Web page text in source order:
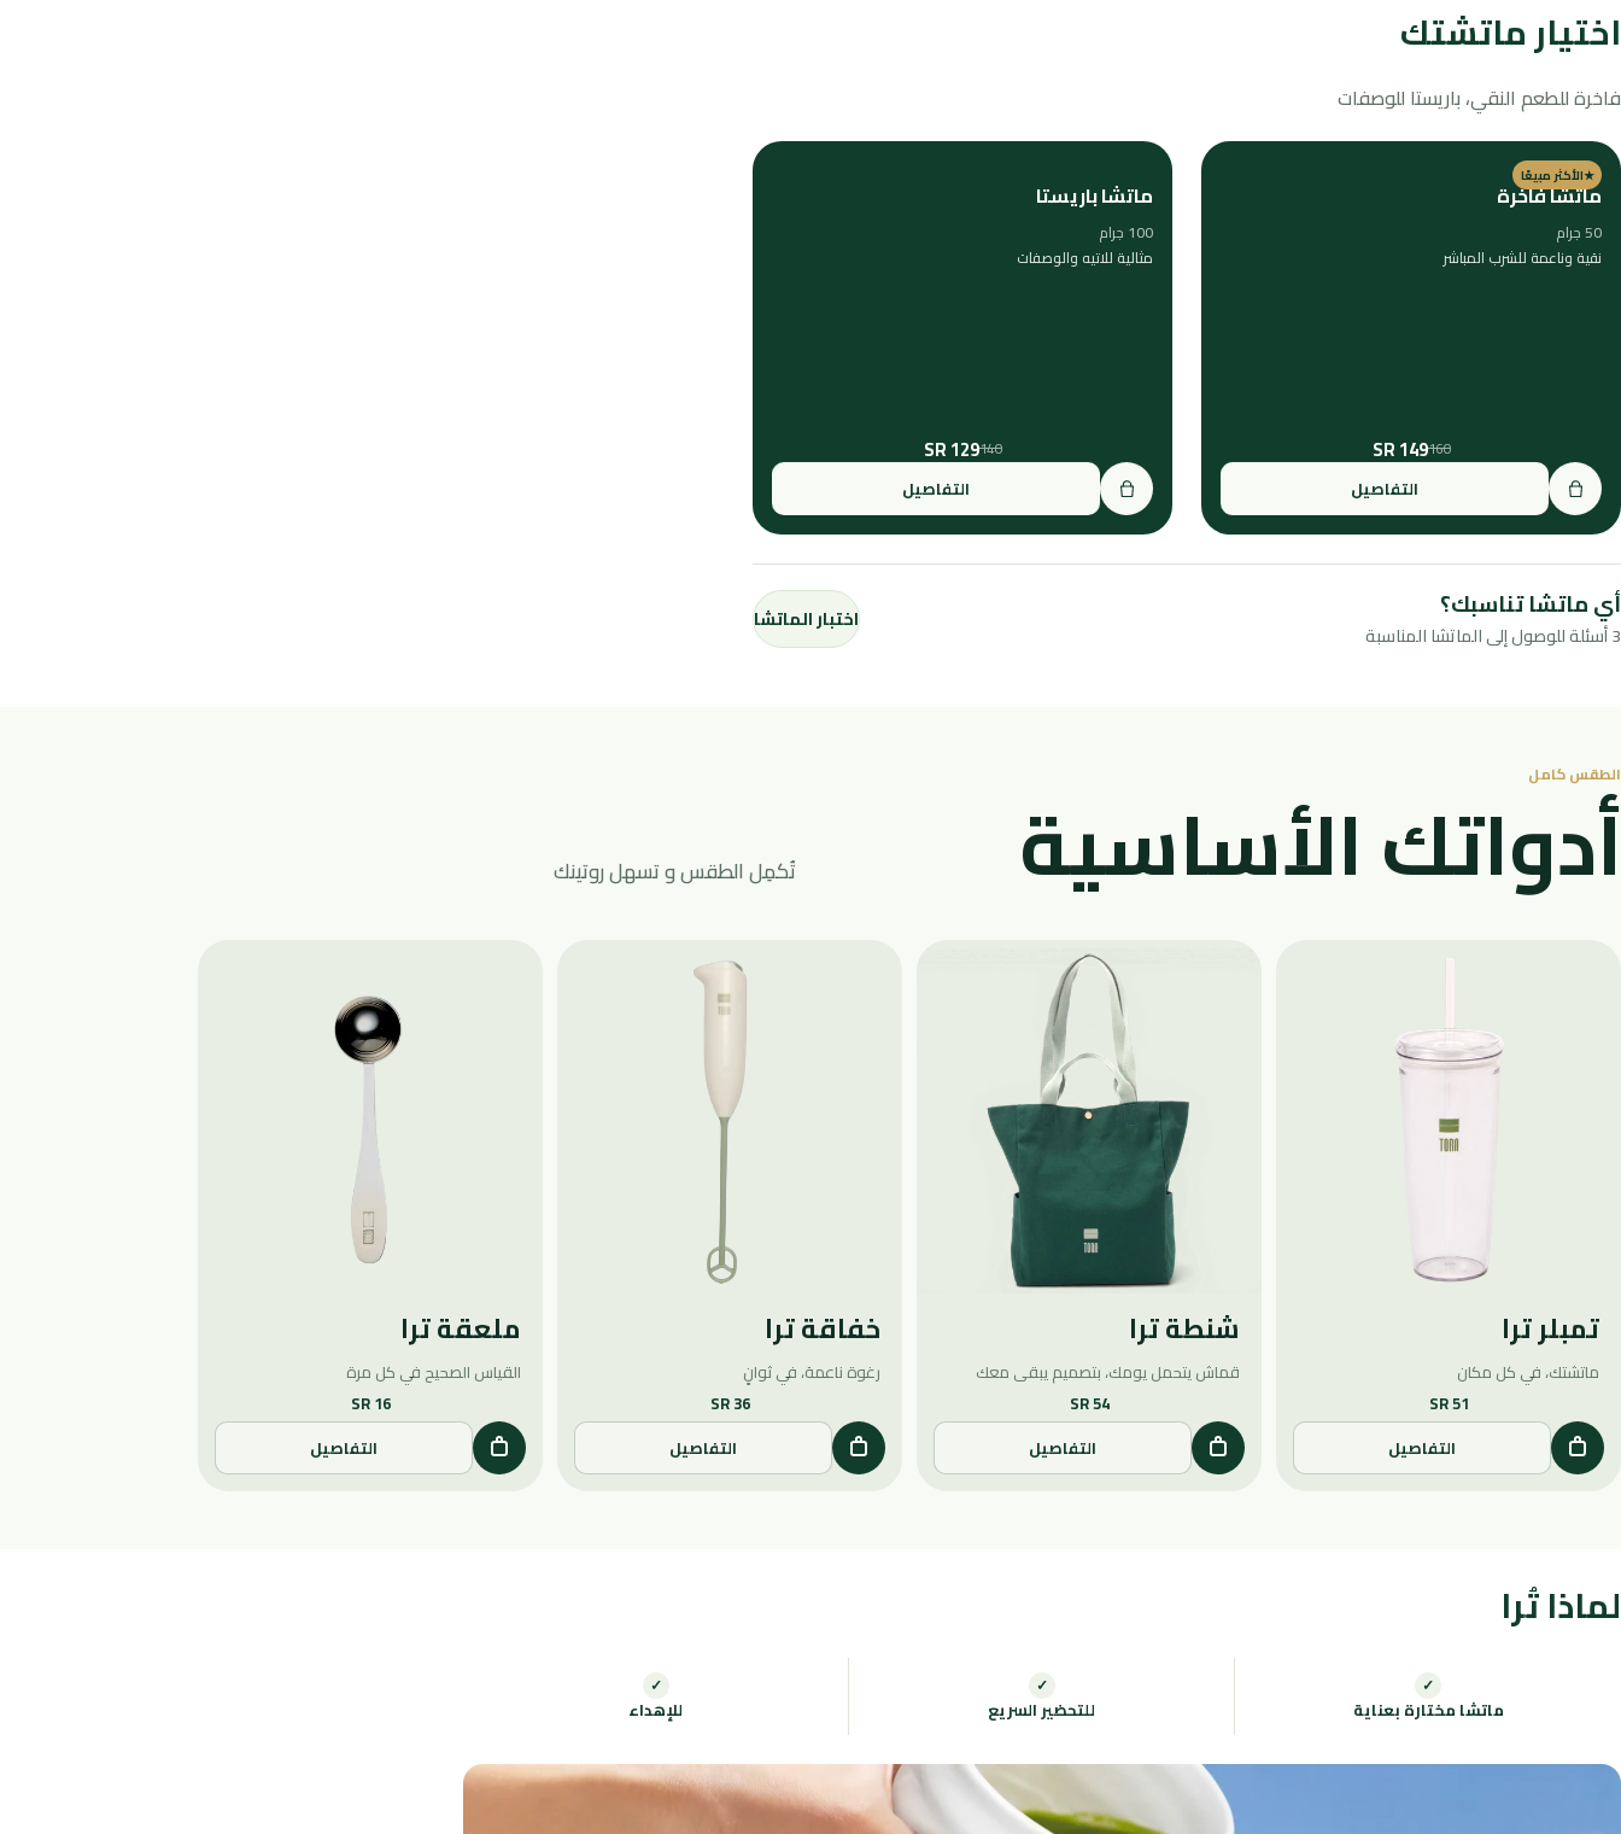
اختيار ماتشتك
فاخرة للطعم النقي، باريستا للوصفات
ماتشا باريستا
100 جرام
مثالية للاتيه والوصفات
140
129 SR
التفاصيل
★الأكثر مبيعًا
ماتشا فاخرة
50 جرام
نقية وناعمة للشرب المباشر
160
149 SR
التفاصيل
أي ماتشا تناسبك؟
3 أسئلة للوصول إلى الماتشا المناسبة
اختبار الماتشا
الطقس كامل
أدواتك الأساسية تُكمِل الطقس و تسهل روتينك
تمبلر ترا
ماتشتك، في كل مكان
SR 51
التفاصيل
شنطة ترا
قماش يتحمل يومك، بتصميم يبقى معك
SR 54
التفاصيل
خفاقة ترا
رغوة ناعمة، في ثوانٍ
SR 36
التفاصيل
ملعقة ترا
القياس الصحيح في كل مرة
SR 16
التفاصيل
لماذا تُرا
✓
ماتشا مختارة بعناية
✓
للتحضير السريع
✓
للإهداء